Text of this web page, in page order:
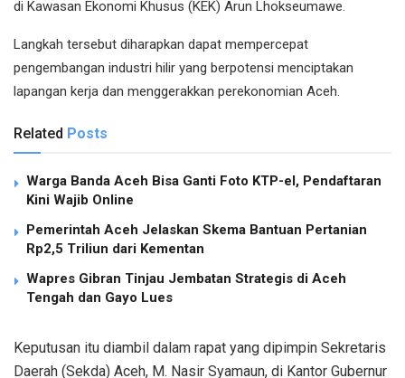
di Kawasan Ekonomi Khusus (KEK) Arun Lhokseumawe.
Langkah tersebut diharapkan dapat mempercepat
pengembangan industri hilir yang berpotensi menciptakan
lapangan kerja dan menggerakkan perekonomian Aceh.
Related Posts
Warga Banda Aceh Bisa Ganti Foto KTP-el, Pendaftaran
Kini Wajib Online
Pemerintah Aceh Jelaskan Skema Bantuan Pertanian
Rp2,5 Triliun dari Kementan
Wapres Gibran Tinjau Jembatan Strategis di Aceh
Tengah dan Gayo Lues
Keputusan itu diambil dalam rapat yang dipimpin Sekretaris
Daerah (Sekda) Aceh, M. Nasir Syamaun, di Kantor Gubernur